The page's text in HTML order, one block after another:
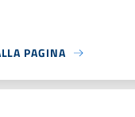
PAGINA